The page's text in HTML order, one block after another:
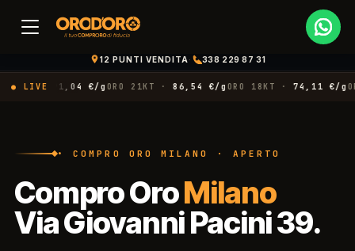
12 PUNTI VENDITA · 338 229 87 31
● LIVE
·91,04 €/g ORO 21KT · 86,54 €/g ORO 18KT · 74,11 €/gORO
• COMPRO ORO MILANO · APERTO
Compro OroMilano
Via Giovanni Pacini 39.